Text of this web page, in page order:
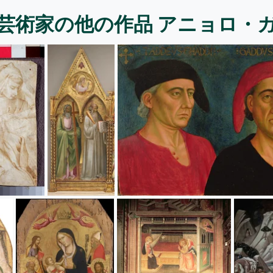
術家の他の作品 アニョロ・